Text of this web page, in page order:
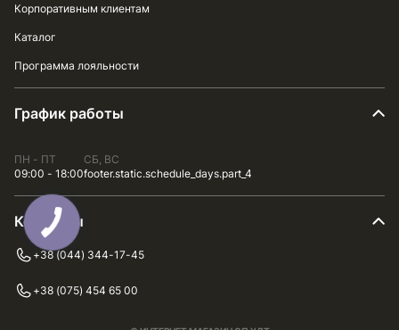
Корпоративным клиентам
Каталог
Программа лояльности
График работы
ПН - ПТ
09:00 - 18:00
СБ, ВС
footer.static.schedule_days.part_4
Контакты
+38 (044) 344-17-45
+38 (075) 454 65 00